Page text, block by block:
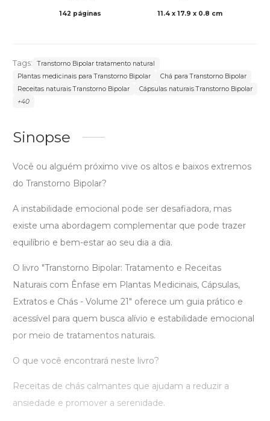
142 páginas 11.4 x 17.9 x 0.8 cm
Tags:
Transtorno Bipolar tratamento natural
Plantas medicinais para Transtorno Bipolar
Chá para Transtorno Bipolar
Receitas naturais Transtorno Bipolar
Cápsulas naturais Transtorno Bipolar
+40
Sinopse
Você ou alguém próximo vive os altos e baixos extremos
do Transtorno Bipolar?
A instabilidade emocional pode ser desafiadora, mas
existe uma abordagem complementar que pode trazer
equilíbrio e bem-estar ao seu dia a dia.
O livro "Transtorno Bipolar: Tratamento e Receitas
Naturais com Ênfase em Plantas Medicinais, Cápsulas,
Extratos e Chás - Volume 21" oferece um guia prático e
acessível para quem busca alívio e estabilidade emocional
por meio de tratamentos naturais.
O que você encontrará neste livro?
Receitas de chás calmantes que ajudam a reduzir a
ansiedade e promover a serenidade.